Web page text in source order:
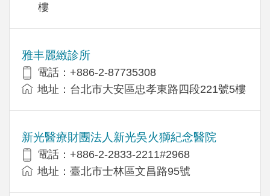
樓
雅丰麗緻診所
電話：+886-2-87735308
地址：台北市大安區忠孝東路四段221號5樓
新光醫療財團法人新光吳火獅紀念醫院
電話：+886-2-2833-2211#2968
地址：臺北市士林區文昌路95號